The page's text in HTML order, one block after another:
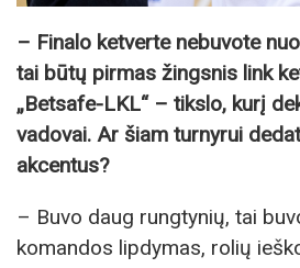
– Finalo ketverte nebuvote
tai būtų pirmas žingsnis link
„Betsafe-LKL“ – tikslo, kurį
vadovai. Ar šiam turnyrui
akcentus?
– Buvo daug rungtynių, tai
komandos lipdymas, rolių